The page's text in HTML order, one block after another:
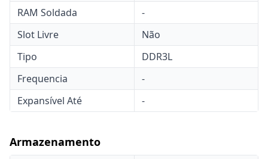
RAM Soldada
-
Slot Livre
Não
Tipo
DDR3L
Frequencia
-
Expansível Até
-
Armazenamento